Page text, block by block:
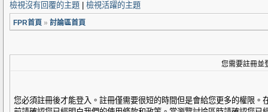
檢視沒有回覆的主題 檢視活躍的主題
FPR首頁 » 討論區首頁
您需要註冊並
您必須註冊後才能登入。註冊僅需要很短的時間但是會給您更多的權限。